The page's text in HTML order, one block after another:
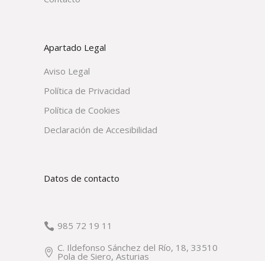
Apartado Legal
Aviso Legal
Política de Privacidad
Política de Cookies
Declaración de Accesibilidad
Datos de contacto
985 72 19 11
C. Ildefonso Sánchez del Río, 18, 33510
Pola de Siero, Asturias